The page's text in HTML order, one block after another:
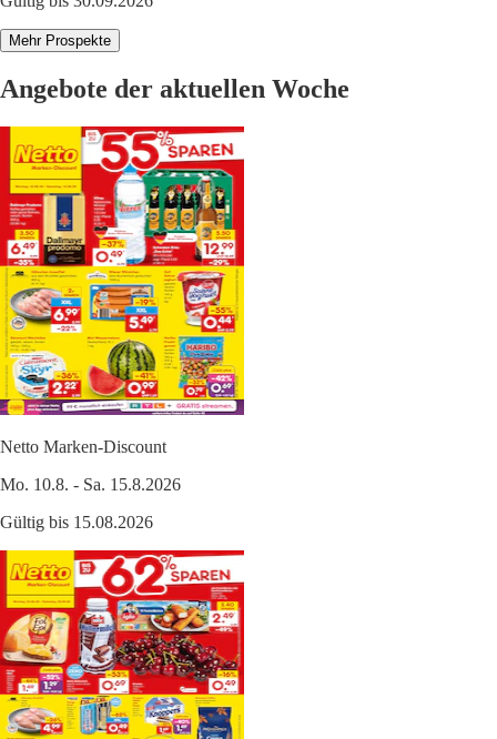
Mehr Prospekte
Angebote der aktuellen Woche
Netto Marken-Discount
Mo. 10.8. - Sa. 15.8.2026
Gültig bis 15.08.2026